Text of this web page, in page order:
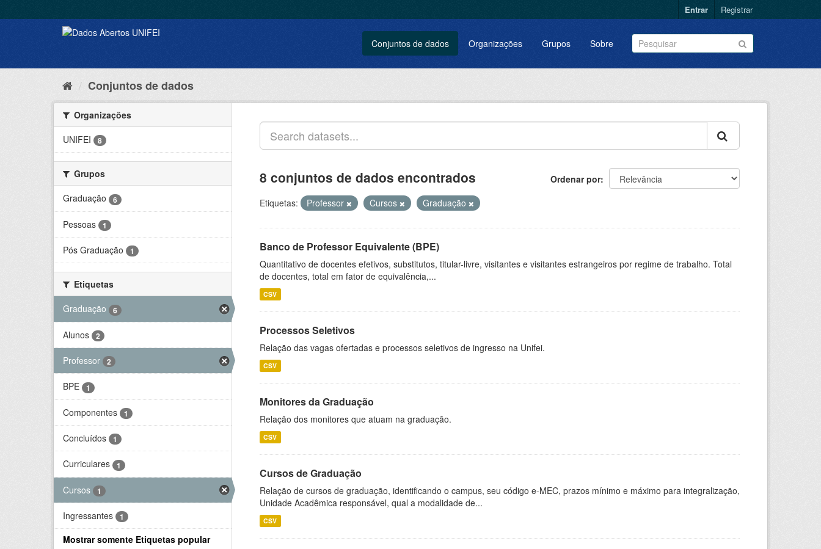
Entrar Registrar
Conjuntos de dados Organizações Grupos Sobre
Conjuntos de dados
Organizações
UNIFEI
8
Grupos
Graduação
6
Pessoas 1
Pós Graduação 1
Etiquetas
Graduação
6
Alunos 2
Professor 2
BPE 1
Componentes 1
Concluídos 1
Curriculares 1
Cursos 1
Ingressantes 1
Mostrar somente Etiquetas popular
Ordenar por
8 conjuntos de dados encontrados
Etiquetas: Professor Cursos Graduação
Banco de Professor Equivalente (BPE)
Quantitativo de docentes efetivos, substitutos, titular-livre, visitantes e visitantes estrangeiros por regime de trabalho. Total
de docentes, total em fator de equivalência,...
CSV
Processos Seletivos
Relação das vagas ofertadas e processos seletivos de ingresso na Unifei.
CSV
Monitores da Graduação
Relação dos monitores que atuam na graduação.
CSV
Cursos de Graduação
Relação de cursos de graduação, identificando o campus, seu código e-MEC, prazos mínimo e máximo para integralização,
Unidade Acadêmica responsável, qual a modalidade de...
CSV